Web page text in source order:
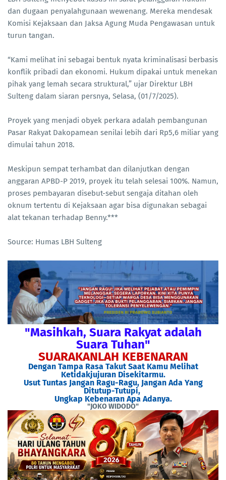
dan dugaan penyalahgunaan wewenang. Mereka mendesak
Komisi Kejaksaan dan Jaksa Agung Muda Pengawasan untuk
turun tangan.
“Kami melihat ini sebagai bentuk nyata kriminalisasi berbasis
konflik pribadi dan ekonomi. Hukum dipakai untuk menekan
pihak yang lemah secara struktural,” ujar Direktur LBH
Sulteng dalam siaran persnya, Selasa, (01/7/2025).
Proyek yang menjadi obyek perkara adalah pembangunan
Pasar Rakyat Dakopamean senilai lebih dari Rp5,6 miliar yang
dimulai tahun 2018.
Meskipun sempat terhambat dan dilanjutkan dengan
anggaran APBD-P 2019, proyek itu telah selesai 100%. Namun,
proses pembayaran disebut-sebut sengaja ditahan oleh
oknum tertentu di Kejaksaan agar bisa digunakan sebagai
alat tekanan terhadap Benny.***
Source: Humas LBH Sulteng
"Masihkah, Suara Rakyat adalah
Suara Tuhan"
SUARAKANLAH KEBENARAN
Dengan Tampa Rasa Takut Saat Kamu Melihat
Ketidakjujuran Disekitarmu.
Usut Tuntas Jangan Ragu-Ragu, Jangan Ada Yang
Ditutup-Tutupi,
Ungkap Kebenaran Apa Adanya.
"JOKO WIDODO"